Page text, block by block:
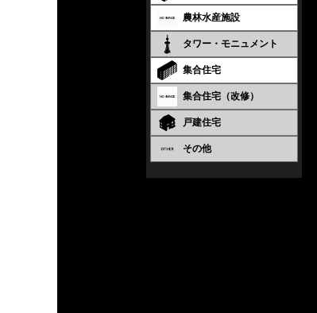
農林水産施設
タワー・モニュメント
集合住宅
集合住宅（改修）
戸建住宅
その他